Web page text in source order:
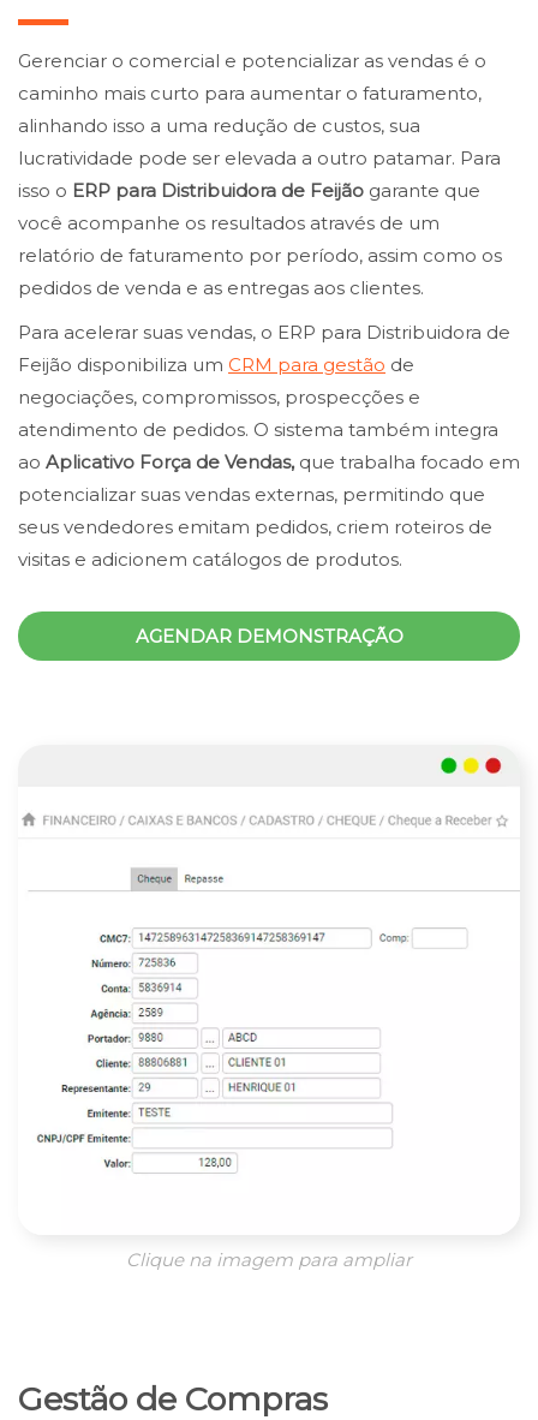
Clique na imagem para ampliar
Gerenciar o comercial e potencializar as vendas é o
caminho mais curto para aumentar o faturamento,
alinhando isso a uma redução de custos, sua
lucratividade pode ser elevada a outro patamar. Para
isso o ERP para Distribuidora de Feijão garante que
você acompanhe os resultados através de um
relatório de faturamento por período, assim como os
pedidos de venda e as entregas aos clientes.
Para acelerar suas vendas, o ERP para Distribuidora de
Feijão disponibiliza um CRM para gestão de
negociações, compromissos, prospecções e
atendimento de pedidos. O sistema também integra
ao Aplicativo Força de Vendas,que trabalha focado em
potencializar suas vendas externas, permitindo que
seus vendedores emitam pedidos, criem roteiros de
visitas e adicionem catálogos de produtos.
AGENDAR DEMONSTRAÇÃO
Gestão de Compras